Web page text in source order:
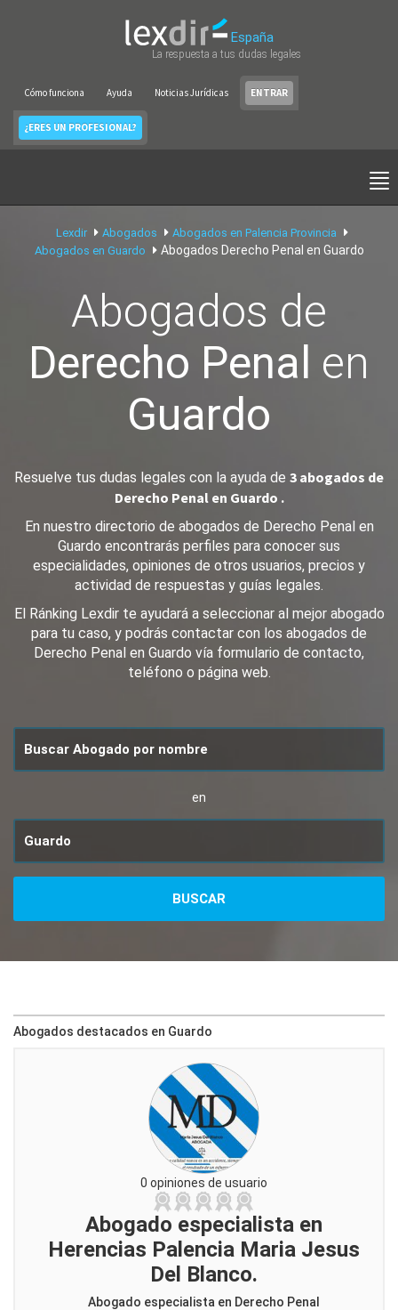
España
La respuesta a tus dudas legales
Cómo funciona Ayuda Noticias Jurídicas ENTRAR
¿ERES UN PROFESIONAL?
Lexdir Abogados
Abogados en Palencia Provincia
Abogados en Guardo
Abogados Derecho Penal en Guardo
Abogados de
Derecho Penal en
Guardo
Resuelve tus dudas legales con la ayuda de 3 abogados de
Derecho Penal en Guardo .
En nuestro directorio de abogados de Derecho Penal en
Guardo encontrarás perfiles para conocer sus
especialidades, opiniones de otros usuarios, precios y
actividad de respuestas y guías legales.
El Ránking Lexdir te ayudará a seleccionar al mejor abogado
para tu caso, y podrás contactar con los abogados de
Derecho Penal en Guardo vía formulario de contacto,
teléfono o página web.
en
Abogados destacados en Guardo
0 opiniones de usuario
Abogado especialista en
Herencias Palencia Maria Jesus
Del Blanco.
Abogado especialista en Derecho Penal